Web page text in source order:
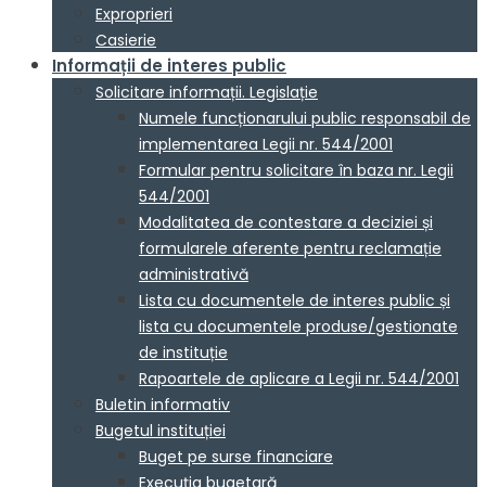
Exproprieri
Casierie
Informații de interes public
Solicitare informații. Legislație
Numele funcționarului public responsabil de
implementarea Legii nr. 544/2001
Formular pentru solicitare în baza nr. Legii
544/2001
Modalitatea de contestare a deciziei și
formularele aferente pentru reclamație
administrativă
Lista cu documentele de interes public și
lista cu documentele produse/gestionate
de instituție
Rapoartele de aplicare a Legii nr. 544/2001
Buletin informativ
Bugetul instituției
Buget pe surse financiare
Execuția bugetară